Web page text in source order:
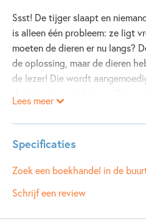
Ssst! De tijger slaapt en
is alleen één probleem: ze ligt
moeten de dieren er nu langs?
de oplossing, maar de dieren
de lezer! Die wordt
aaien, te wiegen en zelfs een
alle dieren lukken om veilig aan
zeg, waar zijn al die ballonnen
vanaf 2 jaar.
Lees meer
Specificaties
ISBN: 9789025765460
NUR:
Zoek een boekhandel in de
Schrijf een review